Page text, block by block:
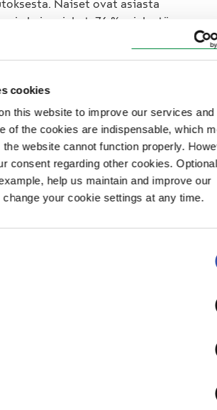
cookies
this website to improve our services and
of the cookies are indispensable, which
website cannot function properly.
consent regarding other cookies. Optional
help us maintain and improve our
change your cookie settings at any time.
Naiset ovat asiasta
kuin miehet. 76 % mielestä
on suuri tai kohtalaisen
tulisi nostaa. Lyhyillä
oman auton käyttöä
on pyöräily (63 %
matkoilla juna (56 %).
tiedot kerättiin web-kyselynä
välisenä aikana YouGov Groupin
vastaajia kertyi yhteensä
Sekä lähtöotos että lopullinen
virhemarginaali on